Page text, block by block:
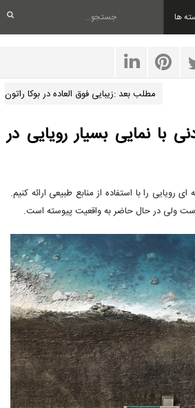
ها
مطلب بعد :زیبایی فوق العاده در بوکا راتون
با نمایی بسیار رویایی در
رویایی را با استفاده از منابع طبیعی ارائه کنیم.
ولی در حال حاضر به واقعیت پیوسته است.